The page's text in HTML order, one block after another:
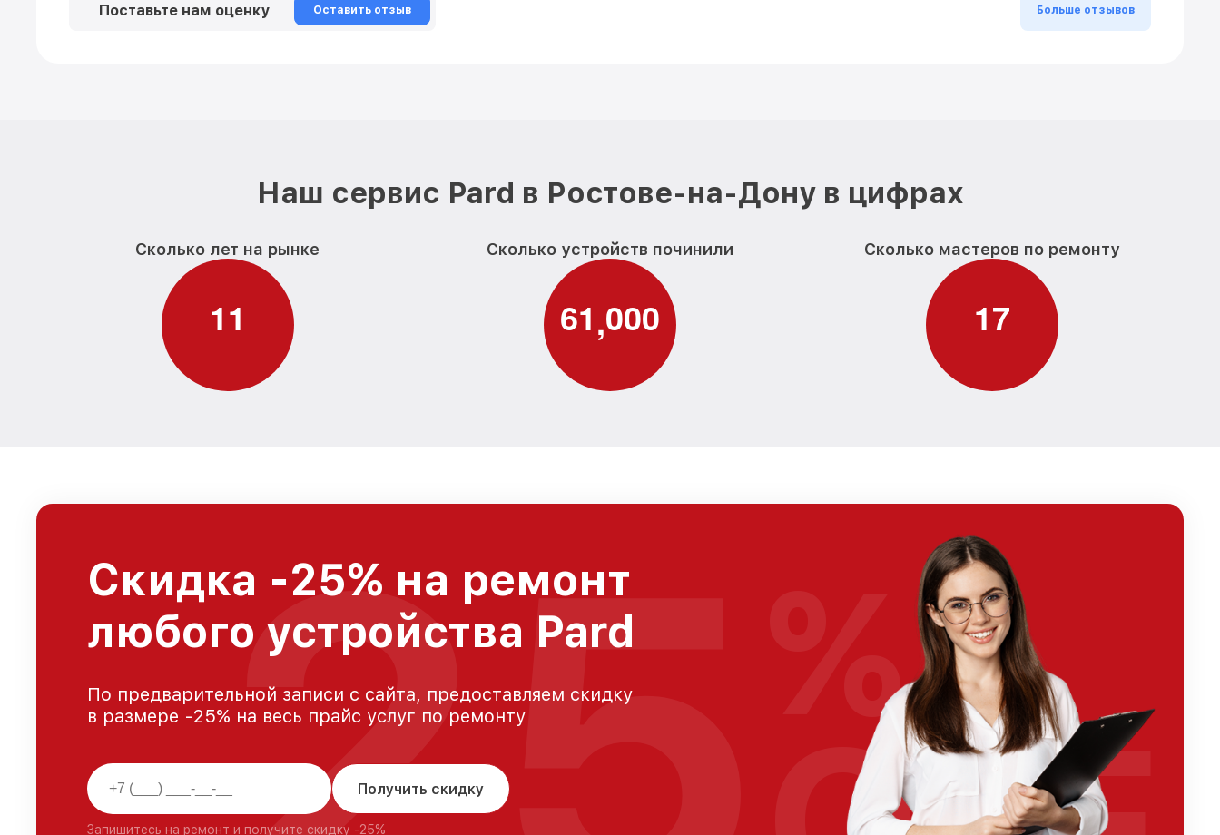
Поставьте нам оценку Оставить отзыв Больше отзывов
Наш сервис Pard в Ростове-на-Дону в цифрах
Сколько лет на рынке
11
Сколько устройств починили
61,000
Сколько мастеров по ремонту
17
Скидка -25% на ремонт
любого устройства Pard
По предварительной записи с сайта, предоставляем скидку
в размере -25% на весь прайс услуг по ремонту
Получить скидку
Запишитесь на ремонт и получите скидку -25%
%